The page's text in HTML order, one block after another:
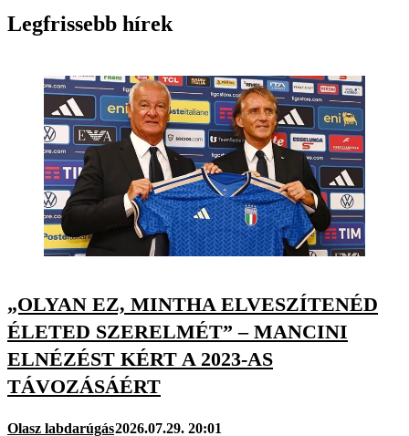
Legfrissebb hírek
„OLYAN EZ, MINTHA ELVESZÍTENÉD
ÉLETED SZERELMÉT” – MANCINI
ELNÉZÉST KÉRT A 2023-AS
TÁVOZÁSÁÉRT
Olasz labdarúgás2026.07.29. 20:01